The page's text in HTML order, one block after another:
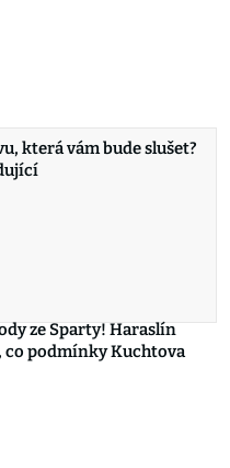
která vám bude slušet?
ze Sparty! Haraslín
co podmínky Kuchtova